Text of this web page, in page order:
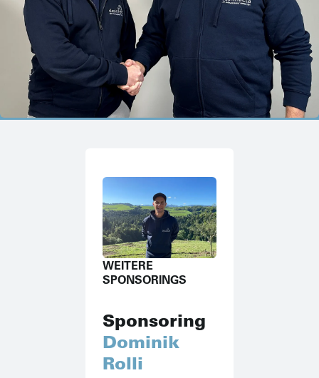
WEITERE
SPONSORINGS
Sponsoring
Dominik
Rolli